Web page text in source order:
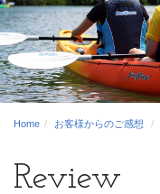
Home お客様からのご感想